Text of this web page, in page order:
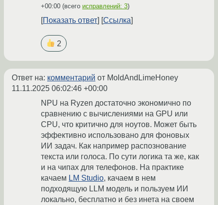
+00:00 (всего исправлений: 3)
Показать ответ Ссылка
2
Ответ на: комментарий от MoldAndLimeHoney
11.11.2025 06:02:46 +00:00
NPU на Ryzen достаточно экономично по
сравнению с вычислениями на GPU или
CPU, что критично для ноутов. Может быть
эффективно использовано для фоновых
ИИ задач. Как например распознование
текста или голоса. По сути логика та же, как
и на чипах для телефонов. На практике
качаем LM Studio, качаем в нем
подходящую LLM модель и пользуем ИИ
локально, бесплатно и без инета на своем